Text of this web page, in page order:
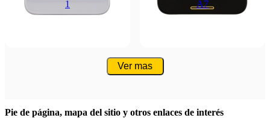
1 A7
Ver mas
Pie de página, mapa del sitio y otros enlaces de interés